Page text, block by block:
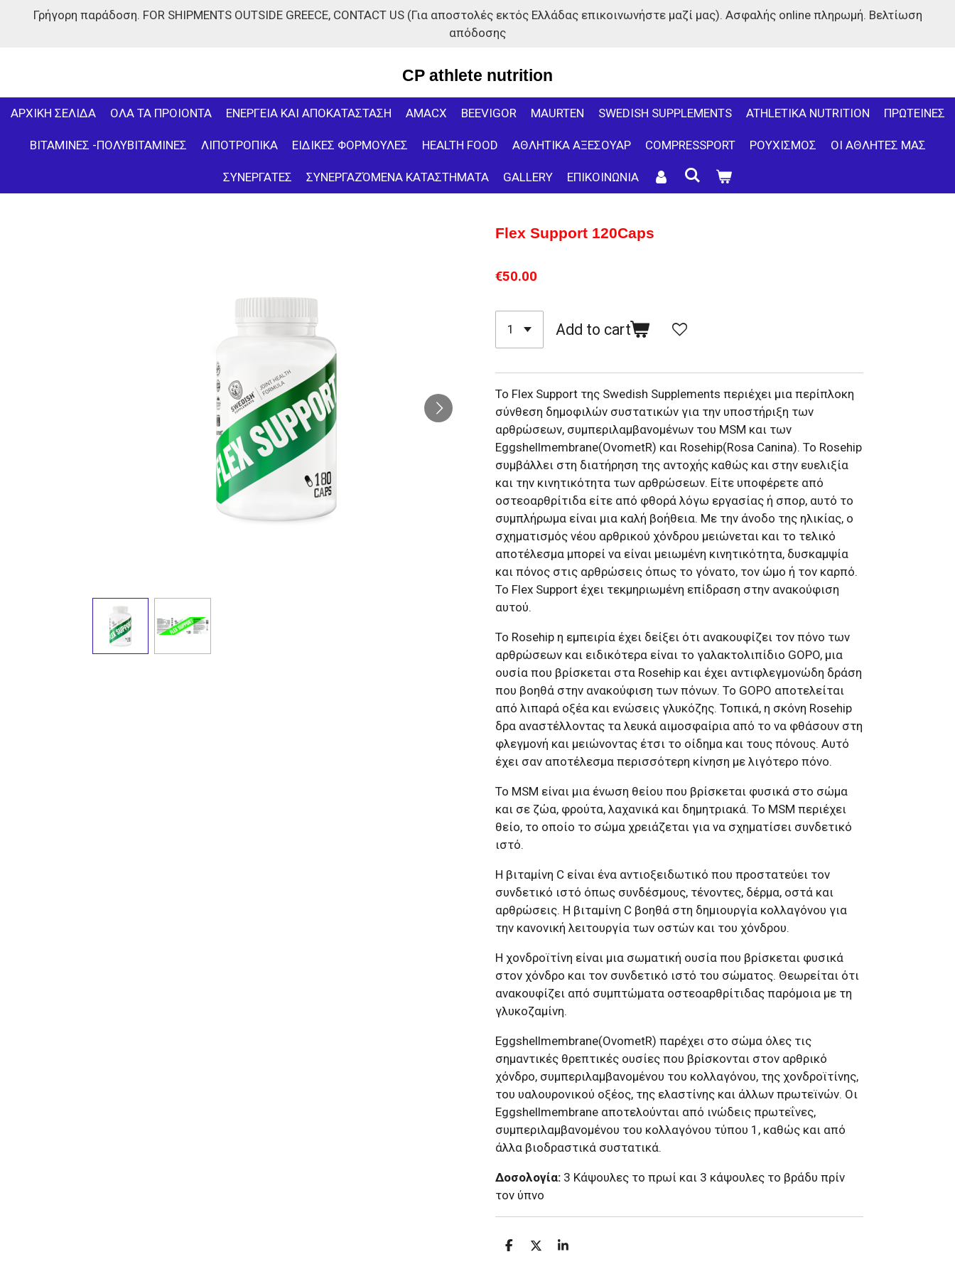
Γρήγορη παράδοση. FOR SHIPMENTS OUTSIDE GREECE, CONTACT US (Για αποστολές εκτός Ελλάδας επικοινωνήστε μαζί μας). Ασφαλής online πληρωμή. Βελτίωση
απόδοσης
CP athlete nutrition
ΑΡΧΙΚΗ ΣΕΛΙΔΑ ΟΛΑ ΤΑ ΠΡΟΙΟΝΤΑ ΕΝΕΡΓΕΙΑ ΚΑΙ ΑΠΟΚΑΤΑΣΤΑΣΗ AMACX BEEVIGOR MAURTEN SWEDISH SUPPLEMENTS ATHLETIKA NUTRITION ΠΡΩΤΕΙΝΕΣ
ΒΙΤΑΜΙΝΕΣ -ΠΟΛΥΒΙΤΑΜΙΝΕΣ ΛΙΠΟΤΡΟΠΙΚΑ ΕΙΔΙΚΕΣ ΦΟΡΜΟΥΛΕΣ HEALTH FOOD ΑΘΛΗΤΙΚΑ ΑΞΕΣΟΥΑΡ COMPRESSPORT ΡΟΥΧΙΣΜΟΣ ΟΙ ΑΘΛΗΤΕΣ ΜΑΣ
ΣΥΝΕΡΓΑΤΕΣ ΣΥΝΕΡΓΑΖΌΜΕΝΑ ΚΑΤΑΣΤΗΜΑΤΑ GALLERY ΕΠΙΚΟΙΝΩΝΙΑ
Flex Support 120Caps
€50.00
Add to cart
Το Flex Support της Swedish Supplements περιέχει μια περίπλοκη
σύνθεση δημοφιλών συστατικών για την υποστήριξη των
αρθρώσεων, συμπεριλαμβανομένων του MSM και των
Eggshellmembrane(OvometR) και Rosehip(Rosa Canina). Το Rosehip
συμβάλλει στη διατήρηση της αντοχής καθώς και στην ευελιξία
και την κινητικότητα των αρθρώσεων. Είτε υποφέρετε από
οστεοαρθρίτιδα είτε από φθορά λόγω εργασίας ή σπορ, αυτό το
συμπλήρωμα είναι μια καλή βοήθεια. Με την άνοδο της ηλικίας, ο
σχηματισμός νέου αρθρικού χόνδρου μειώνεται και το τελικό
αποτέλεσμα μπορεί να είναι μειωμένη κινητικότητα, δυσκαμψία
και πόνος στις αρθρώσεις όπως το γόνατο, τον ώμο ή τον καρπό.
Το Flex Support έχει τεκμηριωμένη επίδραση στην ανακούφιση
αυτού.
Το Rosehip η εμπειρία έχει δείξει ότι ανακουφίζει τον πόνο των
αρθρώσεων και ειδικότερα είναι το γαλακτολιπίδιο GOPO, μια
ουσία που βρίσκεται στα Rosehip και έχει αντιφλεγμονώδη δράση
που βοηθά στην ανακούφιση των πόνων. Το GOPO αποτελείται
από λιπαρά οξέα και ενώσεις γλυκόζης. Τοπικά, η σκόνη Rosehip
δρα αναστέλλοντας τα λευκά αιμοσφαίρια από το να φθάσουν στη
φλεγμονή και μειώνοντας έτσι τo οίδημα και τους πόνους. Αυτό
έχει σαν αποτέλεσμα περισσότερη κίνηση με λιγότερο πόνο.
Το MSM είναι μια ένωση θείου που βρίσκεται φυσικά στο σώμα
και σε ζώα, φρούτα, λαχανικά και δημητριακά. Το MSM περιέχει
θείο, το οποίο το σώμα χρειάζεται για να σχηματίσει συνδετικό
ιστό.
Η βιταμίνη C είναι ένα αντιοξειδωτικό που προστατεύει τον
συνδετικό ιστό όπως συνδέσμους, τένοντες, δέρμα, οστά και
αρθρώσεις. Η βιταμίνη C βοηθά στη δημιουργία κολλαγόνου για
την κανονική λειτουργία των οστών και του χόνδρου.
Η χονδροϊτίνη είναι μια σωματική ουσία που βρίσκεται φυσικά
στον χόνδρο και τον συνδετικό ιστό του σώματος. Θεωρείται ότι
ανακουφίζει από συμπτώματα οστεοαρθρίτιδας παρόμοια με τη
γλυκοζαμίνη.
Eggshellmembrane(OvometR) παρέχει στο σώμα όλες τις
σημαντικές θρεπτικές ουσίες που βρίσκονται στον αρθρικό
χόνδρο, συμπεριλαμβανομένου του κολλαγόνου, της χονδροϊτίνης,
του υαλουρονικού οξέος, της ελαστίνης και άλλων πρωτεϊνών. Οι
Eggshellmembrane αποτελούνται από ινώδεις πρωτεΐνες,
συμπεριλαμβανομένου του κολλαγόνου τύπου 1, καθώς και από
άλλα βιοδραστικά συστατικά.
Δοσολογία: 3 Κάψουλες το πρωί και 3 κάψουλες το βράδυ πρίν
τον ύπνο
S
S
S